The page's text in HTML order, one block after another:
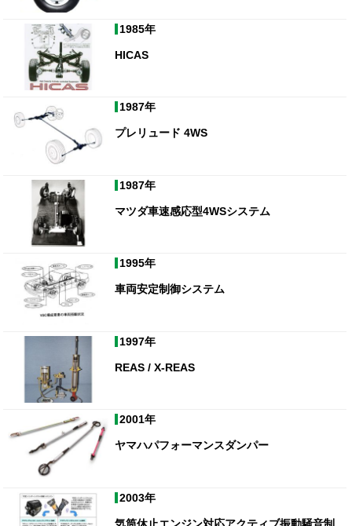
1985年
HICAS
1987年
プレリュード 4WS
1987年
マツダ車速感応型4WSシステム
1995年
車両安定制御システム
1997年
REAS / X-REAS
2001年
ヤマハパフォーマンスダンパー
2003年
気筒休止エンジン対応アクティブ振動騒音制